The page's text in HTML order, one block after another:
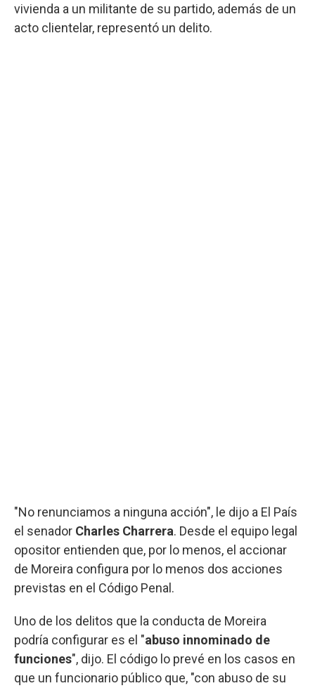
vivienda a un militante de su partido, además de un
acto clientelar, representó un delito.
"No renunciamos a ninguna acción", le dijo a El País
el senador Charles Charrera. Desde el equipo legal
opositor entienden que, por lo menos, el accionar
de Moreira configura por lo menos dos acciones
previstas en el Código Penal.
Uno de los delitos que la conducta de Moreira
podría configurar es el "abuso innominado de
funciones", dijo. El código lo prevé en los casos en
que un funcionario público que, "con abuso de su